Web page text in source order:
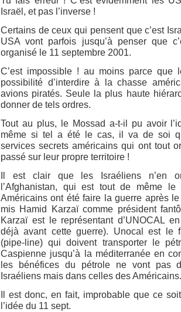
Israël, et pas l’inverse !
Certains de ceux qui pensent que c’est
USA vont parfois jusqu’à penser que
organisé le 11 septembre 2001.
C’est impossible ! au moins parce que
possibilité d’interdire à la chasse
avions piratés. Seule la plus haute
donner de tels ordres.
Tout au plus, le Mossad a-t-il pu avoir
même si tel a été le cas, il va de soi
services secrets américains qui ont tout
passé sur leur propre territoire !
Il est clair que les Israéliens n’en
l’Afghanistan, qui est tout de même
Américains ont été faire la guerre après
mis Hamid Karzaï comme président
Karzaï est le représentant d’UNOCAL
déjà avant cette guerre). Unocal est le
(pipe-line) qui doivent transporter le
Caspienne jusqu’à la méditerranée en
les bénéfices du pétrole ne vont pas
Israéliens mais dans celles des Américains.
Il est donc, en fait, improbable que ce
l’idée du 11 sept.